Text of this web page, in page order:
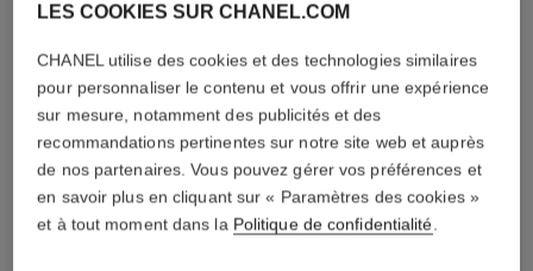
LES COOKIES SUR CHANEL.COM
CHANEL utilise des cookies et des technologies similaires
pour personnaliser le contenu et vous offrir une expérience
sur mesure, notamment des publicités et des
recommandations pertinentes sur notre site web et auprès
de nos partenaires. Vous pouvez gérer vos préférences et
en savoir plus en cliquant sur « Paramètres des cookies »
et à tout moment dans la Politique de confidentialité